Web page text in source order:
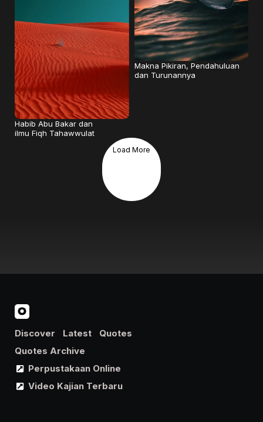
Habib Abu Bakar dan
ilmu Fiqh Tahawwulat
Makna Pikiran, Pendahuluan
dan Turunannya
Load More
Discover Latest
Quotes
Quotes Archive
Perpustakaan Online
Video Kajian Terbaru